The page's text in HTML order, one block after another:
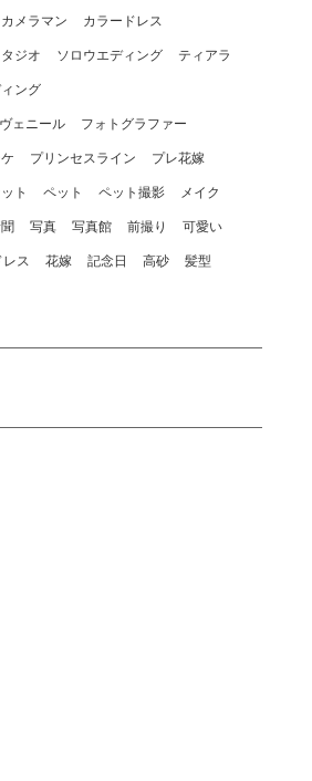
カメラマン カラードレス
タジオ ソロウエディング ティアラ
ング
ェニール フォトグラファー
プリンセスライン プレ花嫁
ト ペット ペット撮影 メイク
写真 写真館 前撮り 可愛い
レス 花嫁 記念日 高砂 髪型